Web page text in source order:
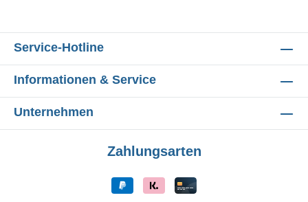
Service-Hotline
Informationen & Service
Unternehmen
Zahlungsarten